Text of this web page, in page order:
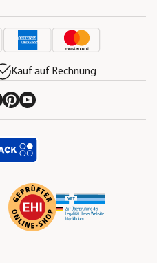
Kauf auf Rechnung